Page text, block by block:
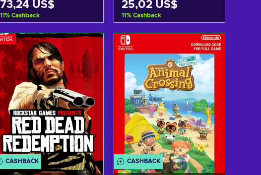
73,24 US$
11% Cashback
Añadir al carrito
Ver ofertas
25,02 US$
11% Cashback
Ver ofertas
CASHBACK CASHBACK